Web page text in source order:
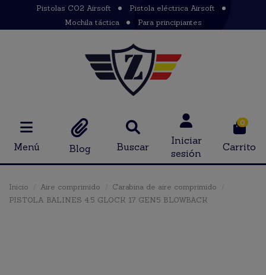
Pistolas CO2 Airsoft
Pistola eléctrica Airsoft
Mochila táctica
Para principiantes
Menú Blog Buscar
Iniciar
sesión
0
Carrito
Inicio Aire comprimido
Carabina de aire comprimido
PISTOLA BALINES 4.5 GLOCK 17 GEN5 BLOWBACK